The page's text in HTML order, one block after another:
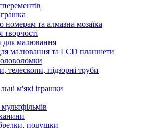
номерам та алмазна мозаїка
для малювання
малювання та LCD планшети
телескопи, підзорні труби
м'які іграшки
подушки